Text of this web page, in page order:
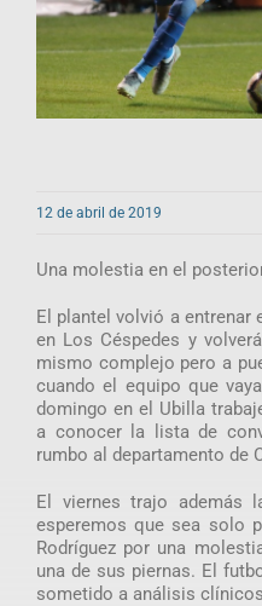
12 de abril de 2019
Una molestia en el
El plantel volvió a entrenar
en Los Céspedes y
mismo complejo pero a
cuando el equipo que
domingo en el Ubilla
a conocer la lista de
rumbo al departamento de
El viernes trajo además
esperemos que sea solo
Rodríguez por una
una de sus piernas. El
sometido a análisis